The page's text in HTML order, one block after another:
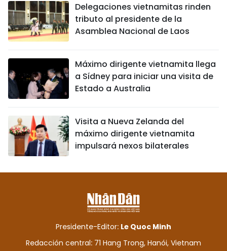
Delegaciones vietnamitas rinden
tributo al presidente de la
Asamblea Nacional de Laos
Máximo dirigente vietnamita llega
a Sídney para iniciar una visita de
Estado a Australia
Visita a Nueva Zelanda del
máximo dirigente vietnamita
impulsará nexos bilaterales
Presidente-Editor: Le Quoc Minh
Redacción central: 71 Hang Trong, Hanói, Vietnam